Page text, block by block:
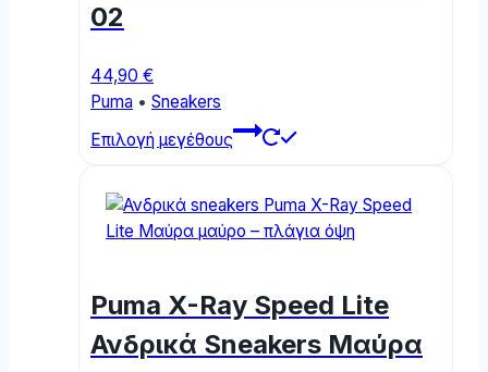
02
44,90 €
Puma • Sneakers
Επιλογή μεγέθους
This
multiple
variants.
may
be
chosen
Puma X-Ray Speed Lite
Ανδρικά Sneakers Μαύρα